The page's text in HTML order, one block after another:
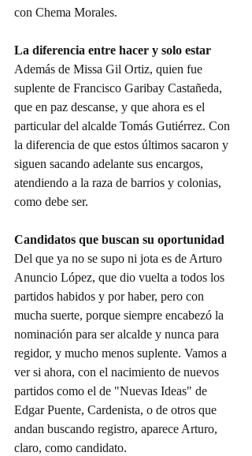
con Chema Morales.
La diferencia entre hacer y solo estar
Además de Missa Gil Ortiz, quien fue
suplente de Francisco Garibay Castañeda,
que en paz descanse, y que ahora es el
particular del alcalde Tomás Gutiérrez. Con
la diferencia de que estos últimos sacaron y
siguen sacando adelante sus encargos,
atendiendo a la raza de barrios y colonias,
como debe ser.
Candidatos que buscan su oportunidad
Del que ya no se supo ni jota es de Arturo
Anuncio López, que dio vuelta a todos los
partidos habidos y por haber, pero con
mucha suerte, porque siempre encabezó la
nominación para ser alcalde y nunca para
regidor, y mucho menos suplente. Vamos a
ver si ahora, con el nacimiento de nuevos
partidos como el de "Nuevas Ideas" de
Edgar Puente, Cardenista, o de otros que
andan buscando registro, aparece Arturo,
claro, como candidato.